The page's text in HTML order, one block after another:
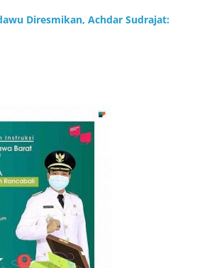
Diresmikan, Achdar Sudrajat: